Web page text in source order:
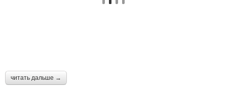
читать дальше →